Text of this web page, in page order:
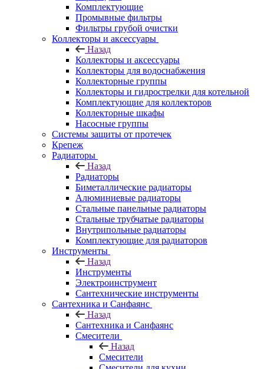
Комплектующие
Промывные фильтры
Фильтры грубой очистки
Коллекторы и аксессуары
Назад
Коллекторы и аксессуары
Коллекторы для водоснабжения
Коллекторные группы
Коллекторы и гидрострелки для котельной
Комплектующие для коллекторов
Коллекторные шкафы
Насосные группы
Системы защиты от протечек
Крепеж
Радиаторы
Назад
Радиаторы
Биметаллические радиаторы
Алюминиевые радиаторы
Стальные панельные радиаторы
Стальные трубчатые радиаторы
Внутрипольные радиаторы
Комплектующие для радиаторов
Инструменты
Назад
Инструменты
Электроинструмент
Сантехнические инструменты
Сантехника и Санфаянс
Назад
Сантехника и Санфаянс
Смесители
Назад
Смесители